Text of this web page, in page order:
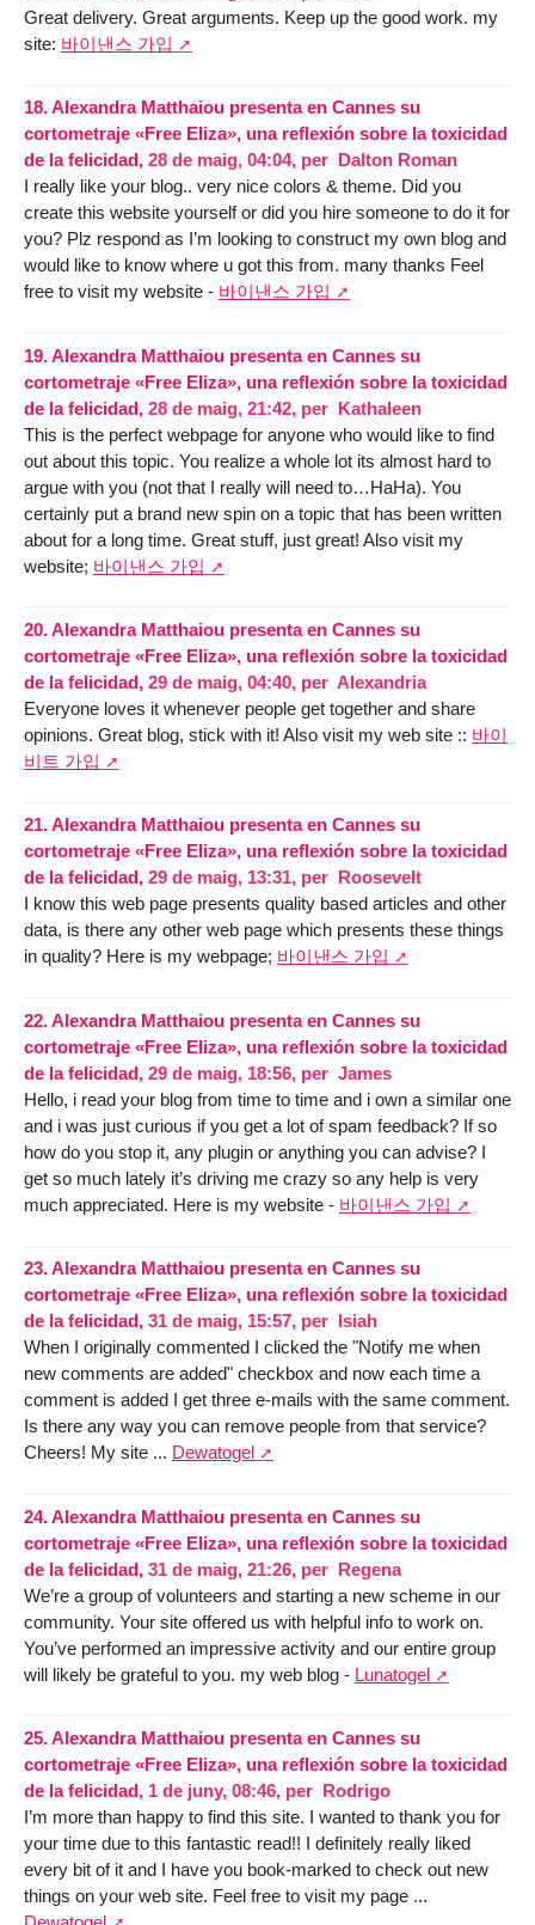
Great delivery. Great arguments. Keep up the good work. my
site: 바이낸스 가입
18.Alexandra Matthaiou presenta en Cannes su
cortometraje «Free Eliza», una reflexión sobre la toxicidad
de la felicidad, 28 de maig, 04:04, per Dalton Roman
I really like your blog.. very nice colors & theme. Did you
create this website yourself or did you hire someone to do it for
you? Plz respond as I’m looking to construct my own blog and
would like to know where u got this from. many thanks Feel
free to visit my website - 바이낸스 가입
19.Alexandra Matthaiou presenta en Cannes su
cortometraje «Free Eliza», una reflexión sobre la toxicidad
de la felicidad, 28 de maig, 21:42, per Kathaleen
This is the perfect webpage for anyone who would like to find
out about this topic. You realize a whole lot its almost hard to
argue with you (not that I really will need to…HaHa). You
certainly put a brand new spin on a topic that has been written
about for a long time. Great stuff, just great! Also visit my
website; 바이낸스 가입
20.Alexandra Matthaiou presenta en Cannes su
cortometraje «Free Eliza», una reflexión sobre la toxicidad
de la felicidad, 29 de maig, 04:40, per Alexandria
Everyone loves it whenever people get together and share
opinions. Great blog, stick with it! Also visit my web site :: 바이
비트 가입
21.Alexandra Matthaiou presenta en Cannes su
cortometraje «Free Eliza», una reflexión sobre la toxicidad
de la felicidad, 29 de maig, 13:31, per Roosevelt
I know this web page presents quality based articles and other
data, is there any other web page which presents these things
in quality? Here is my webpage; 바이낸스 가입
22.Alexandra Matthaiou presenta en Cannes su
cortometraje «Free Eliza», una reflexión sobre la toxicidad
de la felicidad, 29 de maig, 18:56, per James
Hello, i read your blog from time to time and i own a similar one
and i was just curious if you get a lot of spam feedback? If so
how do you stop it, any plugin or anything you can advise? I
get so much lately it’s driving me crazy so any help is very
much appreciated. Here is my website - 바이낸스 가입
23.Alexandra Matthaiou presenta en Cannes su
cortometraje «Free Eliza», una reflexión sobre la toxicidad
de la felicidad, 31 de maig, 15:57, per Isiah
When I originally commented I clicked the "Notify me when
new comments are added" checkbox and now each time a
comment is added I get three e-mails with the same comment.
Is there any way you can remove people from that service?
Cheers! My site ... Dewatogel
24.Alexandra Matthaiou presenta en Cannes su
cortometraje «Free Eliza», una reflexión sobre la toxicidad
de la felicidad, 31 de maig, 21:26, per Regena
We’re a group of volunteers and starting a new scheme in our
community. Your site offered us with helpful info to work on.
You’ve performed an impressive activity and our entire group
will likely be grateful to you. my web blog - Lunatogel
25.Alexandra Matthaiou presenta en Cannes su
cortometraje «Free Eliza», una reflexión sobre la toxicidad
de la felicidad, 1 de juny, 08:46, per Rodrigo
I’m more than happy to find this site. I wanted to thank you for
your time due to this fantastic read!! I definitely really liked
every bit of it and I have you book-marked to check out new
things on your web site. Feel free to visit my page ...